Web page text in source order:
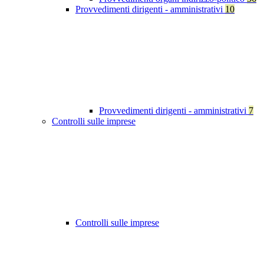
Provvedimenti dirigenti - amministrativi 10
Provvedimenti dirigenti - amministrativi 7
Controlli sulle imprese
Controlli sulle imprese